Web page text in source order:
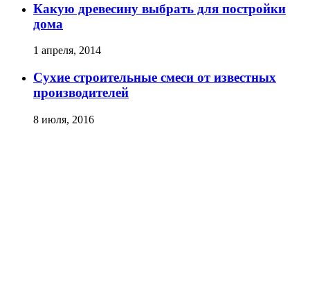
Какую древесину выбрать для постройки
дома
1 апреля, 2014
Сухие строительные смеси от известных
производителей
8 июля, 2016